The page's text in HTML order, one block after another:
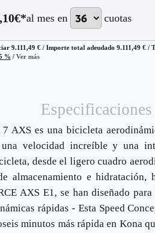
€*al mes en cuotas
9.111,49 € / Importe total adeudado 9.111,49 €/
% / Ver más
Especificaciones
7 AXS es una bicicleta
velocidad increíble y una
desde el ligero cuadro
almacenamiento e hidratación,
AXS E1, se han diseñado
rápidas - Esta Speed
minutos más rápida en Kona